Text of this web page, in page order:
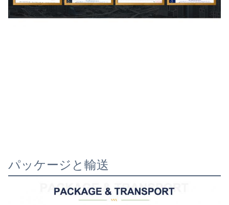
パッケージと輸送